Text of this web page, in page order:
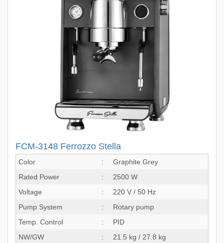
FCM-3148 Ferrozzo Stella
Color :
Graphite Grey
Rated Power
:
2500 W
Voltage
:
220 V / 50 Hz
Pump System
:
Rotary pump
Temp. Control
:
PID
NW/GW
: 21.5 kg / 27.8 kg